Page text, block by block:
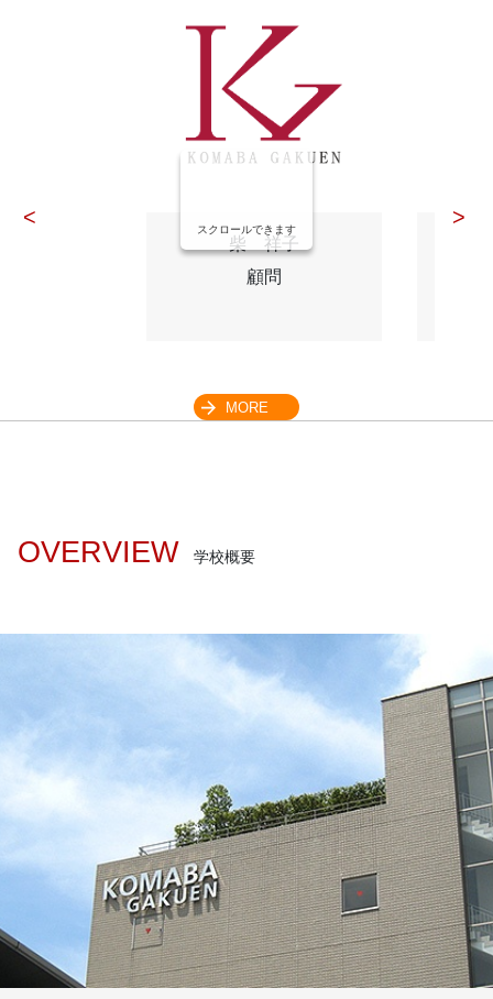
柴 祥子
顧問
スクロールできます
MORE
学校概要
OVERVIEW